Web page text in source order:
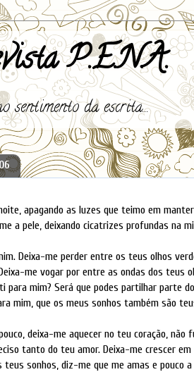
P.E.N.A.
sentimento da escrita...
apagando as luzes que teimo em
a pele, deixando cicatrizes profundas na
Deixa-me perder entre os teus olhos
me vogar por entre as ondas dos teus
para mim? Será que podes partilhar parte
mim, que os meus sonhos também são
deixa-me aquecer no teu coração, não
tanto do teu amor. Deixa-me crescer
teus sonhos, diz-me que me amas e pouco